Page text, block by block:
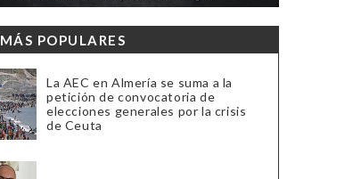
MÁS POPULARES
La AEC en Almería se suma a la
petición de convocatoria de
elecciones generales por la crisis
de Ceuta